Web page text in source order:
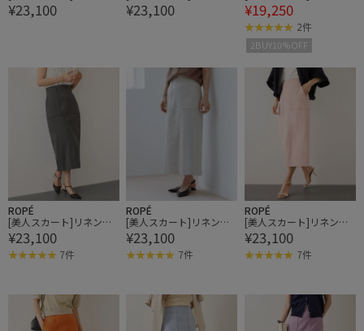
ルキュプラポケット付き
タイトスカート/イージ
¥23,100
ルキュプラポケット付き
タイトスカート/イージ
¥23,100
ン混ギンガムチェックポ
ケット付きタイトスカー
ト/イージーケア
¥19,250
2件
2BUY10%OFF
ROPÉ
[美人スカート]リネンス
トレッチポケット付きタ
イトスカート/イージー
ケア
¥23,100
7件
ROPÉ
[美人スカート]リネンス
トレッチポケット付きタ
イトスカート/イージー
ケア
¥23,100
7件
ROPÉ
[美人スカート]リネンス
トレッチポケット付きタ
イトスカート/イージー
ケア
¥23,100
7件